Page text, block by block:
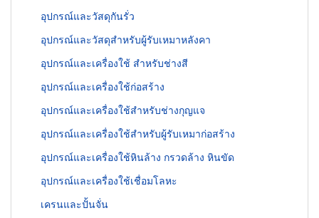
อุปกรณ์และวัสดุกันรั่ว
อุปกรณ์และวัสดุสำหรับผู้รับเหมาหลังคา
อุปกรณ์และเครื่องใช้ สำหรับช่างสี
อุปกรณ์และเครื่องใช้ก่อสร้าง
อุปกรณ์และเครื่องใช้สำหรับช่างกุญแจ
อุปกรณ์และเครื่องใช้สำหรับผู้รับเหมาก่อสร้าง
อุปกรณ์และเครื่องใช้หินล้าง กรวดล้าง หินขัด
อุปกรณ์และเครื่องใช้เชื่อมโลหะ
เครนและปั้นจั่น